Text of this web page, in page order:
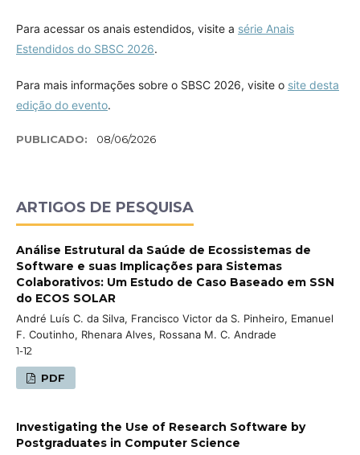
Para acessar os anais estendidos, visite a série Anais
Estendidos do SBSC 2026.
Para mais informações sobre o SBSC 2026, visite o site desta
edição do evento.
PUBLICADO: 08/06/2026
ARTIGOS DE PESQUISA
Análise Estrutural da Saúde de Ecossistemas de
Software e suas Implicações para Sistemas
Colaborativos: Um Estudo de Caso Baseado em SSN
do ECOS SOLAR
André Luís C. da Silva, Francisco Victor da S. Pinheiro, Emanuel
F. Coutinho, Rhenara Alves, Rossana M. C. Andrade
1-12
PDF
Investigating the Use of Research Software by
Postgraduates in Computer Science